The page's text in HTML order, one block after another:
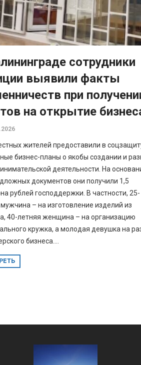
сотрудники
выявили факты
при
на открытие
жителей предоставили в
бизнес-планы о якобы создании и
деятельности. На
документов они получили 1,5
рублей господдержки. В частности, 25-
– на изготовление изделий из
40-летняя женщина – на организацию
кружка, а молодая девушка на
бизнеса....